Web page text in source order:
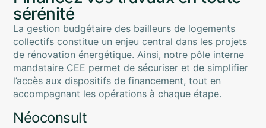
sérénité
La gestion budgétaire des bailleurs de logements
collectifs constitue un enjeu central dans les projets
de rénovation énergétique. Ainsi, notre pôle interne
mandataire CEE permet de sécuriser et de simplifier
l’accès aux dispositifs de financement, tout en
accompagnant les opérations à chaque étape.
Néoconsult